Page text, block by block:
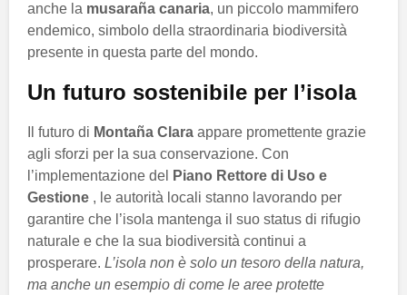
anche la musaraña canaria, un piccolo mammifero
endemico, simbolo della straordinaria biodiversità
presente in questa parte del mondo.
Un futuro sostenibile per l’isola
Il futuro di Montaña Clara appare promettente grazie
agli sforzi per la sua conservazione. Con
l’implementazione del
Piano Rettore di Uso e
Gestione , le autorità locali stanno lavorando per
garantire che l’isola mantenga il suo status di rifugio
naturale e che la sua biodiversità continui a
prosperare. L’isola non è solo un tesoro della natura,
ma anche un esempio di come le aree protette